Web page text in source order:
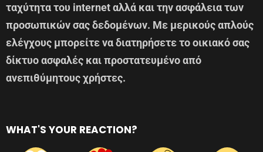
ταχύτητα του internet αλλά και την ασφάλεια των
προσωπικών σας δεδομένων. Με μερικούς απλούς
ελέγχους μπορείτε να διατηρήσετε το οικιακό σας
δίκτυο ασφαλές και προστατευμένο από
ανεπιθύμητους χρήστες.
WHAT'S YOUR REACTION?